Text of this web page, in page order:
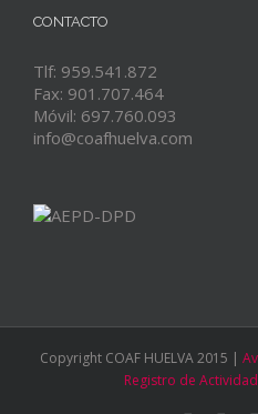
CONTACTO
Tlf: 959.541.872
Fax: 901.707.464
Móvil: 697.760.093
info@coafhuelva.com
Copyright COAF HUELVA 2015 |
Registro de